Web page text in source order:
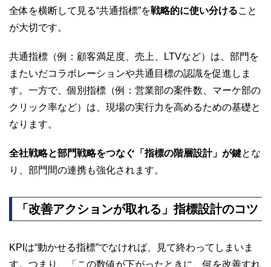
全体を横断して見る“共通指標”を戦略的に使い分けること
が大切です。
共通指標（例：顧客満足度、売上、LTVなど）は、部門を
またいだコラボレーションや共通目標の認識を促進しま
す。一方で、個別指標（例：営業部の案件数、マーケ部の
クリック率など）は、現場の実行力を高めるための基礎と
なります。
全社戦略と部門戦略をつなぐ「指標の階層設計」が鍵とな
り、部門間の連携も強化されます。
「改善アクションが取れる」指標設計のコツ
KPIは“動かせる指標”でなければ、見て終わってしまいま
す。つまり、「この数値が下がったときに、何を改善すれ